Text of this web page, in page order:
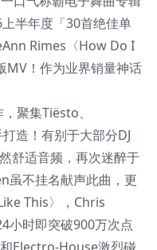
半年度「30首绝佳单
Rimes〈How Do I
MV！作为业界销量神话
聚集Tiësto、
造！有别于大部分DJ
舒适音频，再次迷醉于
虽不挂名献声此曲，更
This〉，Chris
小时即突破900万次点